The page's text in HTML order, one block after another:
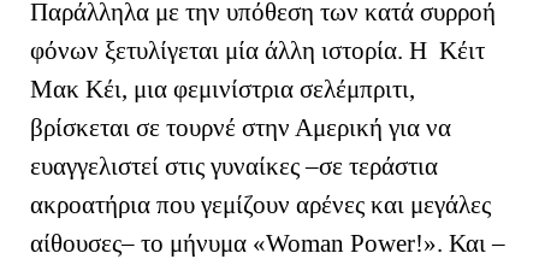
Παράλληλα με την υπόθεση των κατά συρροή
φόνων ξετυλίγεται μία άλλη ιστορία. Η Κέιτ
Μακ Κέι, μια φεμινίστρια σελέμπριτι,
βρίσκεται σε τουρνέ στην Αμερική για να
ευαγγελιστεί στις γυναίκες –σε τεράστια
ακροατήρια που γεμίζουν αρένες και μεγάλες
αίθουσες– το μήνυμα «Woman Power!». Και –